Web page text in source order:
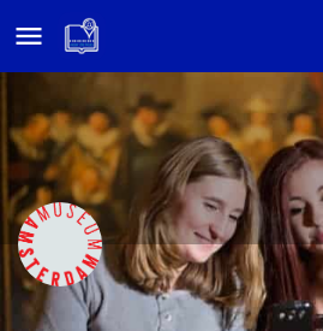
Home
#ZEVENTIENDEEEUW